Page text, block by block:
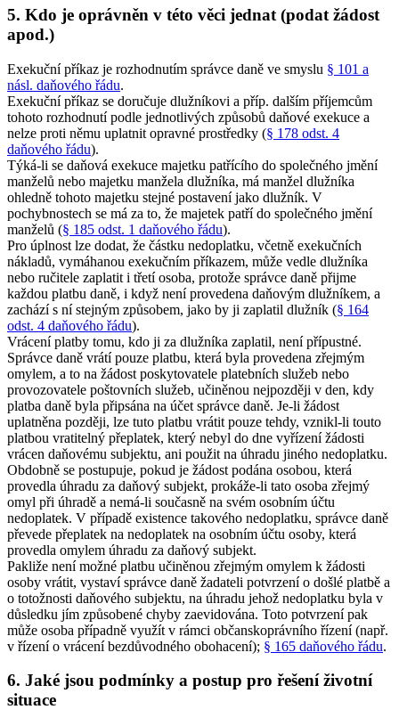
5. Kdo je oprávněn v této věci jednat (podat žádost
apod.)
Exekuční příkaz je rozhodnutím správce daně ve smyslu § 101 a
násl. daňového řádu.
Exekuční příkaz se doručuje dlužníkovi a příp. dalším příjemcům
tohoto rozhodnutí podle jednotlivých způsobů daňové exekuce a
nelze proti němu uplatnit opravné prostředky (§ 178 odst. 4
daňového řádu).
Týká-li se daňová exekuce majetku patřícího do společného jmění
manželů nebo majetku manžela dlužníka, má manžel dlužníka
ohledně tohoto majetku stejné postavení jako dlužník. V
pochybnostech se má za to, že majetek patří do společného jmění
manželů (§ 185 odst. 1 daňového řádu).
Pro úplnost lze dodat, že částku nedoplatku, včetně exekučních
nákladů, vymáhanou exekučním příkazem, může vedle dlužníka
nebo ručitele zaplatit i třetí osoba, protože správce daně přijme
každou platbu daně, i když není provedena daňovým dlužníkem, a
zachází s ní stejným způsobem, jako by ji zaplatil dlužník (§ 164
odst. 4 daňového řádu).
Vrácení platby tomu, kdo ji za dlužníka zaplatil, není přípustné.
Správce daně vrátí pouze platbu, která byla provedena zřejmým
omylem, a to na žádost poskytovatele platebních služeb nebo
provozovatele poštovních služeb, učiněnou nejpozději v den, kdy
platba daně byla připsána na účet správce daně. Je-li žádost
uplatněna později, lze tuto platbu vrátit pouze tehdy, vznikl-li touto
platbou vratitelný přeplatek, který nebyl do dne vyřízení žádosti
vrácen daňovému subjektu, ani použit na úhradu jiného nedoplatku.
Obdobně se postupuje, pokud je žádost podána osobou, která
provedla úhradu za daňový subjekt, prokáže-li tato osoba zřejmý
omyl při úhradě a nemá-li současně na svém osobním účtu
nedoplatek. V případě existence takového nedoplatku, správce daně
převede přeplatek na nedoplatek na osobním účtu osoby, která
provedla omylem úhradu za daňový subjekt.
Pakliže není možné platbu učiněnou zřejmým omylem k žádosti
osoby vrátit, vystaví správce daně žadateli potvrzení o došlé platbě a
o totožnosti daňového subjektu, na úhradu jehož nedoplatku byla v
důsledku jím způsobené chyby zaevidována. Toto potvrzení pak
může osoba případně využít v rámci občanskoprávního řízení (např.
v řízení o vrácení bezdůvodného obohacení); § 165 daňového řádu.
6. Jaké jsou podmínky a postup pro řešení životní
situace